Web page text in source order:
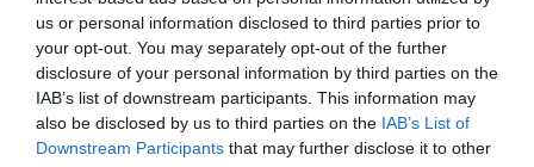
us or personal information disclosed to third parties prior to
your opt-out. You may separately opt-out of the further
disclosure of your personal information by third parties on the
IAB’s list of downstream participants. This information may
also be disclosed by us to third parties on the IAB’s List of
Downstream Participants that may further disclose it to other
VOIR PLUS D'ARTICLES
FAIRE UN DON